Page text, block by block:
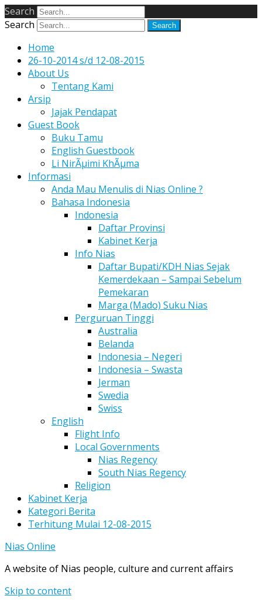
Search
Search
Home
26-10-2014 s/d 12-08-2015
About Us
Tentang Kami
Arsip
Jajak Pendapat
Guest Book
Buku Tamu
English Guestbook
Li NirÃµimi KhÃµma
Informasi
Anda Mau Menulis di Nias Online ?
Bahasa Indonesia
Indonesia
Daftar Provinsi
Kabinet Kerja
Info Nias
Daftar Bupati/KDH Nias Sejak
Kemerdekaan – Sampai Sebelum
Pemekaran
Marga (Mado) Suku Nias
Perguruan Tinggi
Australia
Belanda
Indonesia – Negeri
Indonesia – Swasta
Jerman
Swedia
Swiss
English
Flight Info
Local Governments
Nias Regency
South Nias Regency
Religion
Kabinet Kerja
Kategori Berita
Terhitung Mulai 12-08-2015
Nias Online
A website of Nias people, culture and current affairs
Skip to content